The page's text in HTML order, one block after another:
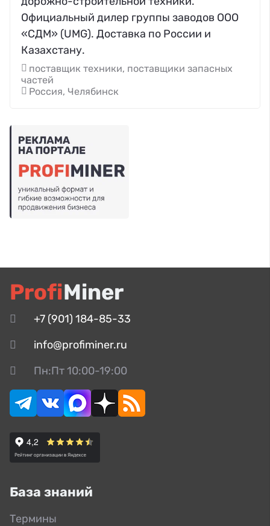
Официальный дилер группы заводов ООО
«СДМ» (UMG). Доставка по России и
Казахстану.
поставщик техники, поставщики запасных
частей
Россия, Челябинск
ProfiMiner
+7 (901) 184-85-33
info@profiminer.ru
Пн:Пт 10:00-19:00
База знаний
Термины